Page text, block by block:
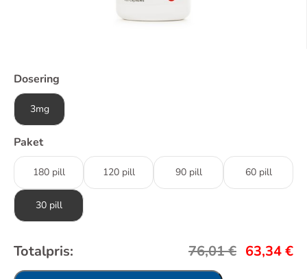
Dosering
3mg
Paket
180 pill 120 pill 90 pill 60 pill
30 pill
Totalpris: 76,01€ 63,34€